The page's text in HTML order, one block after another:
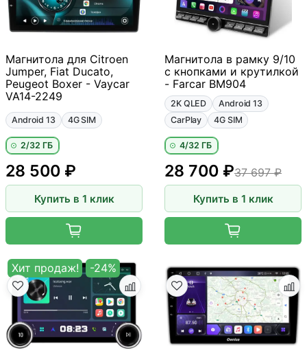
Магнитола для Citroen
Jumper, Fiat Ducato,
Peugeot Boxer - Vaycar
VA14-2249
Android 13 4G SIM
2/32 ГБ
28 500 ₽
Купить в 1 клик
Магнитола в рамку 9/10
с кнопками и крутилкой
- Farcar BM904
2K QLED
Android 13
CarPlay
4G SIM
4/32 ГБ
37 697 ₽
28 700 ₽
Купить в 1 клик
Хит продаж! -24%